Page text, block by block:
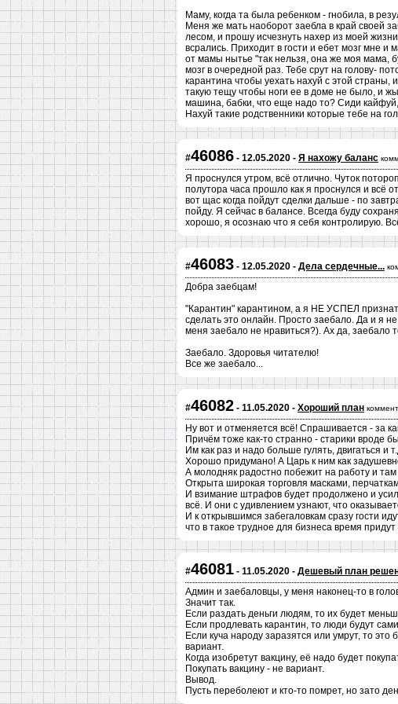
Маму, когда та была ребенком - гнобила, в
Меня же мать наоборот заебла в край своей
лесом, и прошу исчезнуть нахер из моей
всрались. Приходит в гости и ебет мозг мне
от мамы нытье "так нельзя, она же моя мама,
мозг в очередной раз. Тебе срут на голову-
карантина чтобы уехать нахуй с этой
такую тещу чтобы ноги ее в доме не было, и
машина, бабки, что еще надо то? Сиди
Нахуй такие родственники которые тебе на
#46086 - 12.05.2020 - Я нахожу баланс
Я проснулся утром, всё отлично. Чуток
полутора часа прошло как я проснулся и всё
вот щас когда пойдут сделки дальше - по
пойду. Я сейчас в балансе. Всегда буду
хорошо, я осознаю что я себя контролирую.
#46083 - 12.05.2020 - Дела сердечные...
Добра заебцам!
"Карантин" карантином, а я НЕ УСПЕЛ
сделать это онлайн. Просто заебало. Да и я
меня заебало не нравиться?). Ах да, заебало
Заебало. Здоровья читателю!
Все же заебало...
#46082 - 11.05.2020 - Хороший план
Ну вот и отменяется всё! Спрашивается - за
Причём тоже как-то странно - старики вроде
Им как раз и надо больше гулять, двигаться
Хорошо придумано! А Царь к ним как
А молодняк радостно побежит на работу и
Открыта широкая торговля масками,
И взимание штрафов будет продолжено и
всё. И они с удивлением узнают, что
И к открывшимся забегаловкам сразу гости
что в такое трудное для бизнеса время
#46081 - 11.05.2020 - Дешевый план
Админ и заебаловцы, у меня наконец-то в
Значит так.
Если раздать деньги людям, то их будет
Если продлевать карантин, то люди будут
Если куча народу заразятся или умрут, то
вариант.
Когда изобретут вакцину, её надо будет
Покупать вакцину - не вариант.
Вывод.
Пусть переболеют и кто-то помрет, но зато